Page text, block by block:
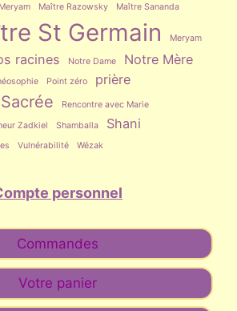
Maître Razowsky Maître Sananda
St Germain Meryam
racines Notre Dame Notre Mère
Point zéro prière
Rencontre avec Marie
Zadkiel Shamballa Shani
Vulnérabilité Wézak
personnel
Commandes
Votre panier